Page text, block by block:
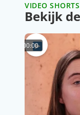
VIDEO SHORTS
Bekijk
00:00